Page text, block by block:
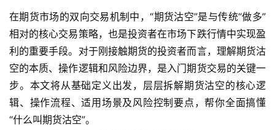
在期货市场的双向交易机制中，“期货沽空”是与传统“做多”
相对的核心交易策略，也是投资者在市场下跌行情中实现盈
利的重要手段。对于刚接触期货的投资者而言，理解期货沽
空的本质、操作逻辑和风险边界，是入门期货交易的关键一
步。本文将从基础定义出发，层层拆解期货沽空的核心逻
辑、操作流程、适用场景及风险控制要点，帮你全面搞懂
“什么叫期货沽空”。